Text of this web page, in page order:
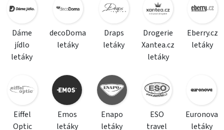
Dáme
jídlo
letáky
decoDoma
letáky
Draps
letáky
Drogerie
Xantea.cz
letáky
Eberry.cz
letáky
Eiffel
Optic
Emos
letáky
Enapo
letáky
ESO
travel
Euronova
letáky